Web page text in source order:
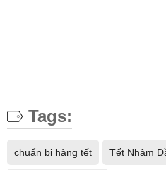
Tags:
chuẩn bị hàng tết Tết Nhâm